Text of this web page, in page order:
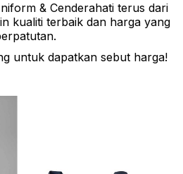
& Cenderahati terus dari
kualiti terbaik dan harga yang
untuk dapatkan sebut harga!